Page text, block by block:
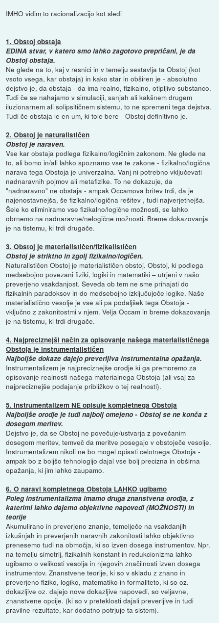
IMHO vidim to racionalizacijo kot sledi
1. Obstoj obstaja
EDINA stvar, v katero smo lahko zagotovo prepričani, je da
Obstoj obstaja.
Ne glede na to, kaj v resnici in v temelju sestavlja ta Obstoj (kot
vsoto vsega, kar obstaja) in kako star in obširen je - absolutno
dejstvo je, da obstaja - da ima realno, fizikalno, otipljivo substanco.
Tudi če se nahajamo v simulaciji, sanjah ali kakšnem drugem
iluzionarnem ali solipsitičnem sistemu, to ne spremeni tega dejstva.
Tudi če obstaja le en um, ki tole bere - Obstoj definitivno je.
2. Obstoj je naturalističen
Obstoj je naraven.
Vse kar obstaja podlega fizikalno/logičnim zakonom. Ne glede na
to, ali bomo in/ali lahko spoznamo vse te zakone - fizikalno/logična
narava tega Obstoja je univerzalna. Vanj ni potrebno vključevati
nadnaravnih pojmov ali metafizike. To ne dokazuje, da
"nadnaravno" ne obstaja - ampak Occamova britev trdi, da je
najenostavnejša, še fizikalno/logična rešitev , tudi najverjetnejša.
Šele ko eliminiramo vse fizikalno/logične možnosti, se lahko
obrnemo na nadnaravne/nelogične možnosti. Breme dokazovanja
je na tistemu, ki trdi drugače.
3. Obstoj je materialističen/fizikalističen
Obstoj je striktno in zgolj fizikalno/logičen.
Naturalističen Obstoj je materialističen obstoj. Obstoj, ki podlega
medsebojno povezani fiziki, logiki in matematiki – utrjeni v našo
preverjeno vsakdanjost. Seveda ob tem ne sme prihajati do
fizikalnih paradoksov in do medsebojno izključujoče logike. Naše
materialistično vesolje je vse ali pa podaljšek tega Obstoja -
vključno z zakonitostmi v njem. Velja Occam in breme dokazovanja
je na tistemu, ki trdi drugače.
4. Najpreciznejši način za opisovanje našega materialističnega
Obstoja je instrumentalističen
Najboljše dokaze dajejo preverljiva instrumentalna opažanja.
Instrumentalizem je najpreciznejše orodje ki ga premoremo za
opisovanje realnosti našega materialnega Obstoja (ali vsaj za
najpreciznejše podajanje približkov o tej realnosti).
5. Instrumentalizem NE opisuje kompletnega Obstoja
Najboljše orodje je tudi najbolj omejeno - Obstoj se ne konča z
dosegom meritev.
Dejstvo je, da se Obstoj ne povečuje/ustvarja z povečanim
dosegom meritev, temveč da meritve posegajo v obstoječe vesolje.
Instrumentalizem nikoli ne bo mogel opisati celotnega Obstoja -
ampak bo z boljšo tehnologijo dajal vse bolj precizna in obširna
opažanja, ki jim lahko zaupamo.
6. O naravi kompletnega Obstoja LAHKO ugibamo
Poleg instrumentalizma imamo druga znanstvena orodja, z
katerimi lahko dajemo objektivne napovedi (MOŽNOSTI) in
teorije
Akumulirano in preverjeno znanje, temelječe na vsakdanjih
izkušnjah in preverjenih naravnih zakonitosti lahko objektivno
prenesemo tudi na območja, ki so izven dosega instrumentov. Npr.
na temelju simetrij, fizikalnih konstant in redukcionizma lahko
ugibamo o velikosti vesolja in njegovih značilnosti izven dosega
instrumentov. Znanstvene teorije, ki so v skladu z znano in
preverjeno fiziko, logiko, matematiko in formaliteto, ki so oz.
dokazljive oz. dajejo nove dokazljive napovedi, so veljavne,
znanstvene opcije. (ki so v preteklosti dajali preverljive in tudi
pravilne rezultate, kar dodatno potrjuje ta sistem).